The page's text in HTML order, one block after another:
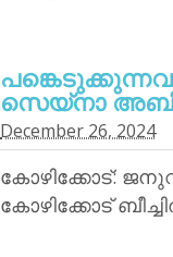
സെയ്‌നാ
December 26, 2024
കോഴിക്കോട്:
കോഴിക്കോട്